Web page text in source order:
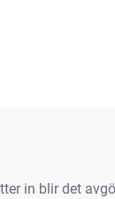
in blir det